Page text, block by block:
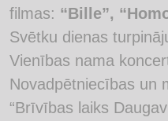
filmas: “Bille”,
Svētku dienas
Vienības nama
Novadpētniecības un
“Brīvības laiks